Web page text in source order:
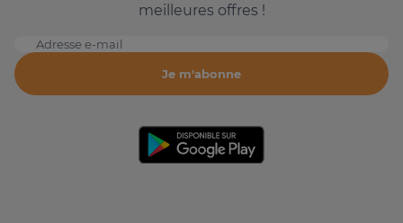
meilleures offres !
Adresse e-mail
Je m'abonne